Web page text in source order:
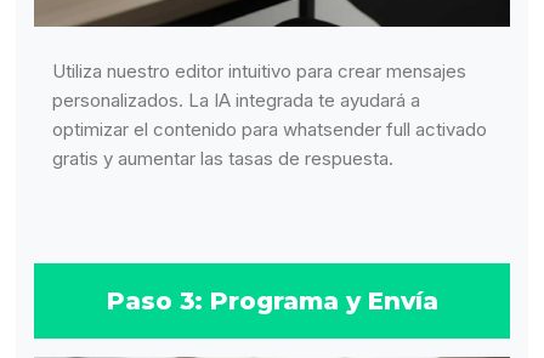
Utiliza nuestro editor intuitivo para crear mensajes
personalizados. La IA integrada te ayudará a
optimizar el contenido para whatsender full activado
gratis y aumentar las tasas de respuesta.
Paso 3: Programa y Envía